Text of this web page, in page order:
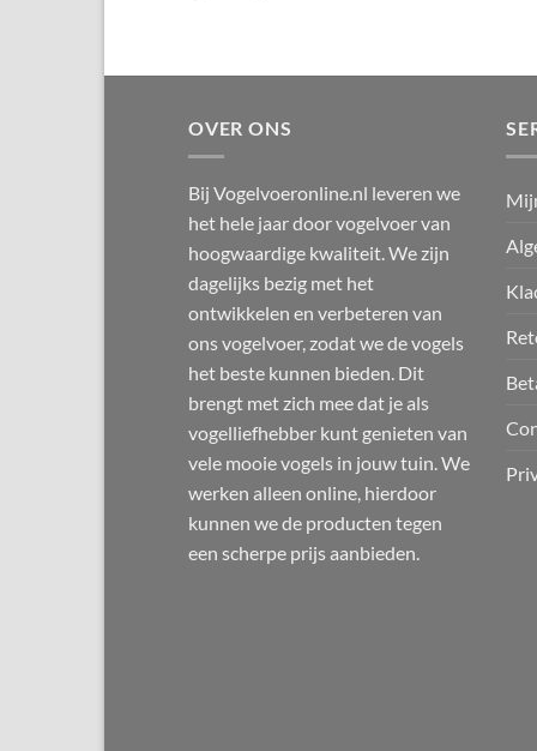
OVER ONS
Bij Vogelvoeronline.nl leveren we
het hele jaar door vogelvoer van
hoogwaardige kwaliteit. We zijn
dagelijks bezig met het
ontwikkelen en verbeteren van
ons vogelvoer, zodat we de vogels
het beste kunnen bieden. Dit
brengt met zich mee dat je als
vogelliefhebber kunt genieten van
vele mooie vogels in jouw tuin. We
werken alleen online, hierdoor
kunnen we de producten tegen
een scherpe prijs aanbieden.